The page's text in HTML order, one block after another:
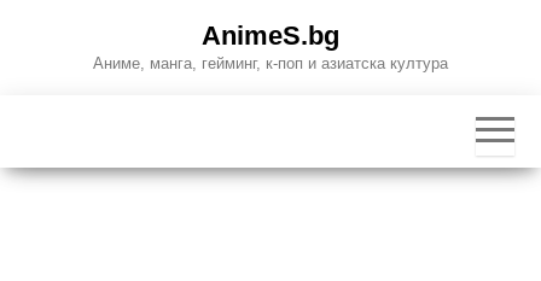
AnimeS.bg
Аниме, манга, гейминг, к-поп и азиатска култура